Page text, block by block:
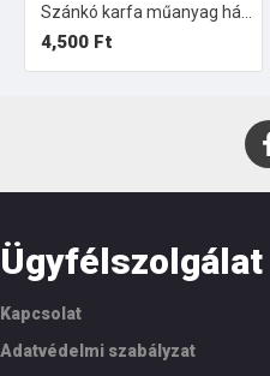
Szánkó karfa műanyag háttámlával
4,500 Ft
Ügyfélszolgálat
Kapcsolat
Adatvédelmi szabályzat